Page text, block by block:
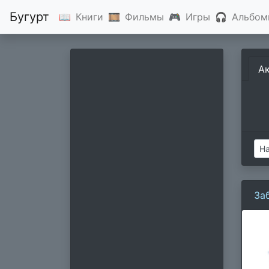
Бугурт 📖 Книги 🎞 Фильмы 🎮 Игры 🎧